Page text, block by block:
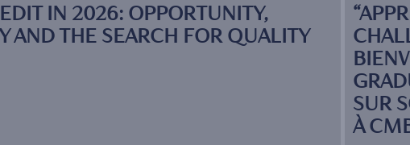
IN 2026: OPPORTUNITY,
AND THE SEARCH FOR QUALITY
SUR
À